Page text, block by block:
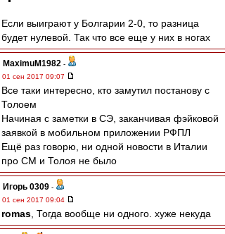
Если выиграют у Болгарии 2-0, то разница
будет нулевой. Так что все еще у них в ногах
MaximuM1982 -
01 сен 2017 09:07
Все таки интересно, кто замутил постанову с
Толоем
Начиная с заметки в СЭ, заканчивая фэйковой
заявкой в мобильном приложении РФПЛ
Ещё раз говорю, ни одной новости в Италии
про СМ и Толоя не было
Игорь 0309 -
01 сен 2017 09:04
romas , Тогда вообще ни одного. хуже некуда